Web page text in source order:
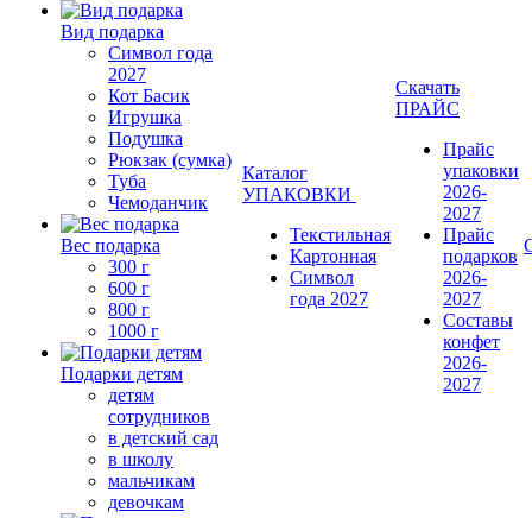
Вид подарка
Символ года
2027
Кот Басик
Игрушка
Подушка
Рюкзак (сумка)
Туба
Чемоданчик
Вес подарка
300 г
600 г
800 г
1000 г
Подарки детям
детям
сотрудников
в детский сад
в школу
мальчикам
девочкам
Каталог
УПАКОВКИ
Текстильная
Картонная
Символ
года 2027
Скачать
ПРАЙС
Прайс
упаковки
2026-
2027
Прайс
подарков
2026-
2027
Составы
конфет
2026-
2027